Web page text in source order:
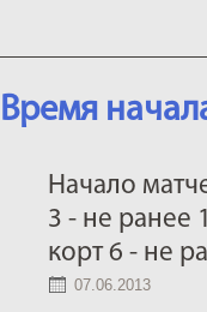
Время
Начало
3 - не ранее
корт 6 - не
07.06.2013